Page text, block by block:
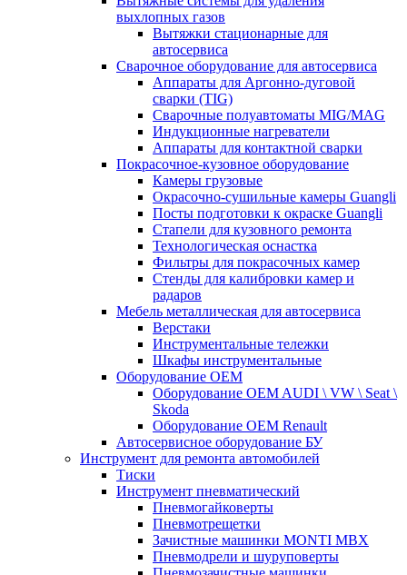
выхлопных газов
Вытяжки стационарные для
автосервиса
Сварочное оборудование для автосервиса
Аппараты для Аргонно-дуговой
сварки (TIG)
Сварочные полуавтоматы MIG/MAG
Индукционные нагреватели
Аппараты для контактной сварки
Покрасочное-кузовное оборудование
Камеры грузовые
Окрасочно-сушильные камеры Guangli
Посты подготовки к окраске Guangli
Стапели для кузовного ремонта
Технологическая оснастка
Фильтры для покрасочных камер
Стенды для калибровки камер и
радаров
Мебель металлическая для автосервиса
Верстаки
Инструментальные тележки
Шкафы инструментальные
Оборудование OEM
Оборудование OEM AUDI \ VW \ Seat \
Skoda
Оборудование OEM Renault
Автосервисное оборудование БУ
Инструмент для ремонта автомобилей
Тиски
Инструмент пневматический
Пневмогайковерты
Пневмотрещетки
Зачистные машинки MONTI MBX
Пневмодрели и шуруповерты